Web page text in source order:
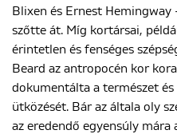
Blixen és Ernest Hemingway
szőtte át. Míg kortársai,
érintetlen és fenséges
Beard az antropocén kor
dokumentálta a természet
ütközését. Bár az általa oly
az eredendő egyensúly mára